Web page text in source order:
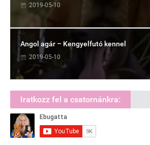
2019-05-10
Angol agár – Kengyelfutó kennel
2019-05-10
Iratkozz fel a csatornánkra: